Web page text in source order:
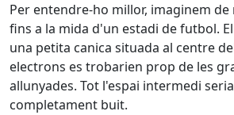
Per entendre-ho millor, imaginem
fins a la mida d'un estadi de futbol.
una petita canica situada al centre
electrons es trobarien prop de les
allunyades. Tot l'espai intermedi
completament buit.